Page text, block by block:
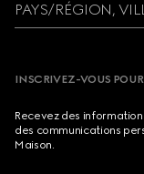
PAYS/RÉGION,
INSCRIVEZ-VOUS
Recevez des
des communications
Maison.